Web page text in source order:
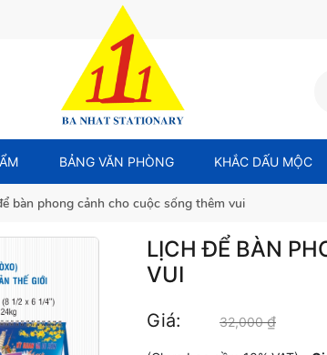
BẢNG VĂN PHÒNG KHẮC DẤU MỘC
bàn phong cảnh cho cuộc sống thêm vui
LỊCH ĐỂ BÀN
VUI
Giá: 32,000₫